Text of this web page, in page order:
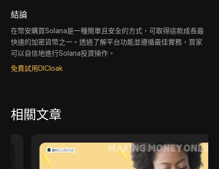
結論
在幣安購買Solana是一種簡單且安全的方式，可取得這款成長最
快速的加密貨幣之一。透過了解平台功能並遵循最佳實務，買家
可以自信地進行Solana投資操作。
免費試用DICloak
相關文章